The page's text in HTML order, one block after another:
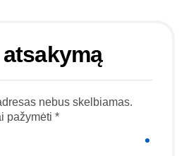
nebus skelbiamas.
pažymėti *